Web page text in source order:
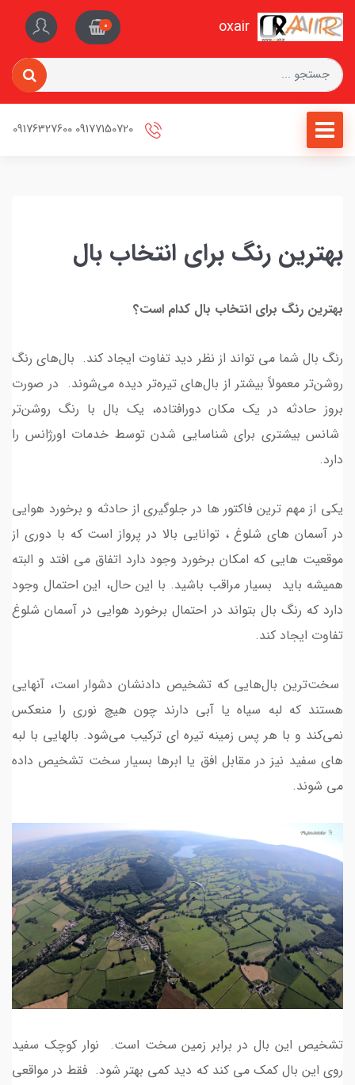
oxair
0
بهترین رنگ برای انتخاب بال
بهترین رنگ برای انتخاب بال کدام است؟
رنگ بال شما می تواند از نظر دید تفاوت ایجاد کند. بال‌های رنگ
روشن‌تر معمولاً بیشتر از بال‌های تیره‌تر دیده می‌شوند. در صورت
بروز حادثه در یک مکان دورافتاده، یک بال با رنگ روشن‌تر
شانس بیشتری برای شناسایی شدن توسط خدمات اورژانس را
دارد.
یکی از مهم ترین فاکتور ها در جلوگیری از حادثه و برخورد هوایی
در آسمان های شلوغ ، توانایی بالا در پرواز است که با دوری از
موقعیت هایی که امکان برخورد وجود دارد اتفاق می افتد و البته
همیشه باید بسیار مراقب باشید. با این حال، این احتمال وجود
دارد که رنگ بال بتواند در احتمال برخورد هوایی در آسمان شلوغ
تفاوت ایجاد کند.
سخت‌ترین بال‌هایی که تشخیص دادنشان دشوار است، آنهایی
هستند که لبه سیاه یا آبی دارند چون هیچ نوری را منعکس
نمی‌کند و با هر پس زمینه تیره ای ترکیب می‌شود. بالهایی با لبه
های سفید نیز در مقابل افق یا ابرها بسیار سخت تشخیص داده
می شوند.
تشخیص این بال در برابر زمین سخت است. نوار کوچک سفید
روی این بال کمک می کند که دید کمی بهتر شود. فقط در مواقعی